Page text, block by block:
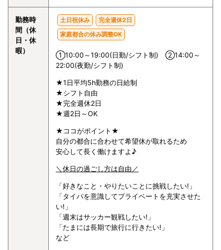
勤務時
間（休
日・休
暇）
土日祝休み
完全週休2日
家庭都合の休み調整OK
①10:00～19:00(日勤/シフト制) ②14:00～
22:00(夜勤/シフト制)
★1日平均5h勤務の日給制
★シフト自由
★完全週休2日
★週2日～OK
★ココがポイント★
自分の都合に合わせて希望休が取れるため
安心して長く働けますよ♪
＼休日の過ごし方は自由／
「好きなこと・やりたいことに挑戦したい!」
「タイパを意識してプライベートを充実させた
い!」
「週末はサッカー観戦したい!」
「たまには長期で旅行に行きたい!」
など